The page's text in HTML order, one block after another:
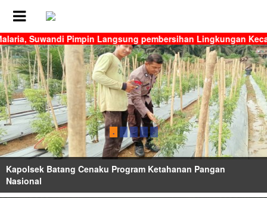
Suwandi Pimpin Langsung pembersihan Lingkungan
Bupati Siak Letakkan Batu Pertama Rumah Singgah
Kesehatan Gratis untuk Pasien Kurang Mampu
. . . . .